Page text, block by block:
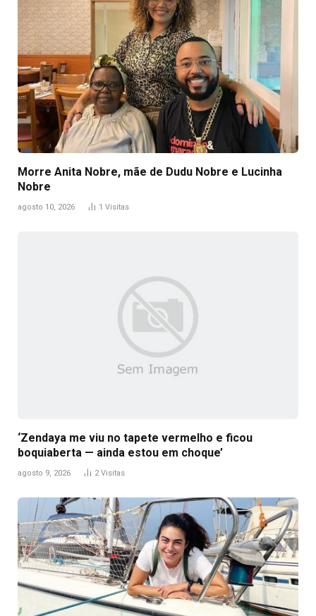
Morre Anita Nobre, mãe de Dudu Nobre e Lucinha
Nobre
agosto 10, 2026 1 Visitas
‘Zendaya me viu no tapete vermelho e ficou
boquiaberta — ainda estou em choque’
agosto 9, 2026 2 Visitas